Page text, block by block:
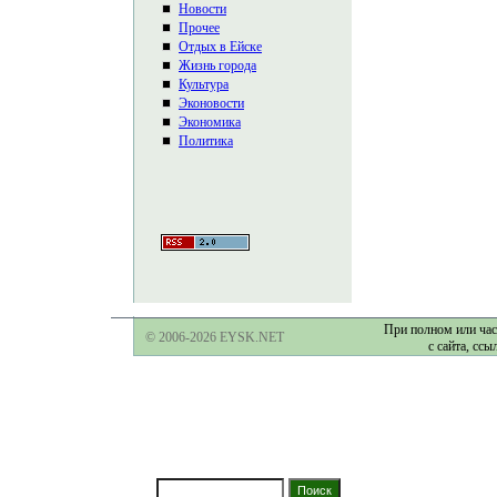
Новости
Прочее
Отдых в Ейске
Жизнь города
Культура
Эконовости
Экономика
Политика
© 2006-2026 EYSK.NET
При полном или
с сайта,